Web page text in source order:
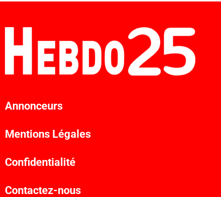
Annonceurs
Mentions Légales
Confidentialité
Contactez-nous